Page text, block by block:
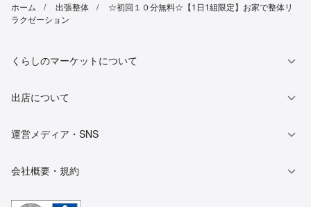
ホーム 出張整体
☆初回１０分無料☆【1日1組限定】お家で整体リ
ラクゼーション
くらしのマーケットについて
出店について
運営メディア・SNS
会社概要・規約